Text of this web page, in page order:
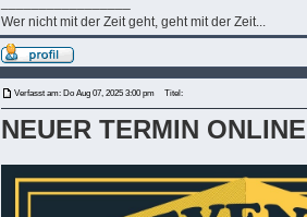
Wer nicht mit der Zeit geht, geht mit der Zeit...
Verfasst am: Do Aug 07, 2025 3:00 pm Titel:
NEUER TERMIN